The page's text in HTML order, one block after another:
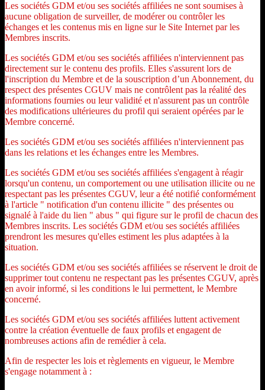
Les sociétés GDM et/ou ses sociétés affiliées ne sont soumises à
aucune obligation de surveiller, de modérer ou contrôler les
échanges et les contenus mis en ligne sur le Site Internet par les
Membres inscrits.
Les sociétés GDM et/ou ses sociétés affiliées n'interviennent pas
directement sur le contenu des profils. Elles s'assurent lors de
l'inscription du Membre et de la souscription d’un Abonnement, du
respect des présentes CGUV mais ne contrôlent pas la réalité des
informations fournies ou leur validité et n'assurent pas un contrôle
des modifications ultérieures du profil qui seraient opérées par le
Membre concerné.
Les sociétés GDM et/ou ses sociétés affiliées n'interviennent pas
dans les relations et les échanges entre les Membres.
Les sociétés GDM et/ou ses sociétés affiliées s'engagent à réagir
lorsqu'un contenu, un comportement ou une utilisation illicite ou ne
respectant pas les présentes CGUV, leur a été notifié conformément
à l'article " notification d'un contenu illicite " des présentes ou
signalé à l'aide du lien " abus " qui figure sur le profil de chacun des
Membres inscrits. Les sociétés GDM et/ou ses sociétés affiliées
prendront les mesures qu'elles estiment les plus adaptées à la
situation.
Les sociétés GDM et/ou ses sociétés affiliées se réservent le droit de
supprimer tout contenu ne respectant pas les présentes CGUV, après
en avoir informé, si les conditions le lui permettent, le Membre
concerné.
Les sociétés GDM et/ou ses sociétés affiliées luttent activement
contre la création éventuelle de faux profils et engagent de
nombreuses actions afin de remédier à cela.
Afin de respecter les lois et règlements en vigueur, le Membre
s'engage notamment à :